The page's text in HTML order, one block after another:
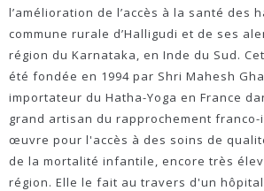
l’amélioration de l’accès à la santé des
commune rurale d’Halligudi et de ses
région du Karnataka, en Inde du Sud.
été fondée en 1994 par Shri Mahesh
importateur du Hatha-Yoga en France
grand artisan du rapprochement
œuvre pour l'accès à des soins de
de la mortalité infantile, encore très
région. Elle le fait au travers d'un